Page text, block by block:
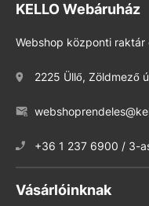
KELLO Webáruház
Webshop központi raktár
2225 Üllő, Zöldmező
+36 1 237 6900 / 3-
Vásárlóinknak